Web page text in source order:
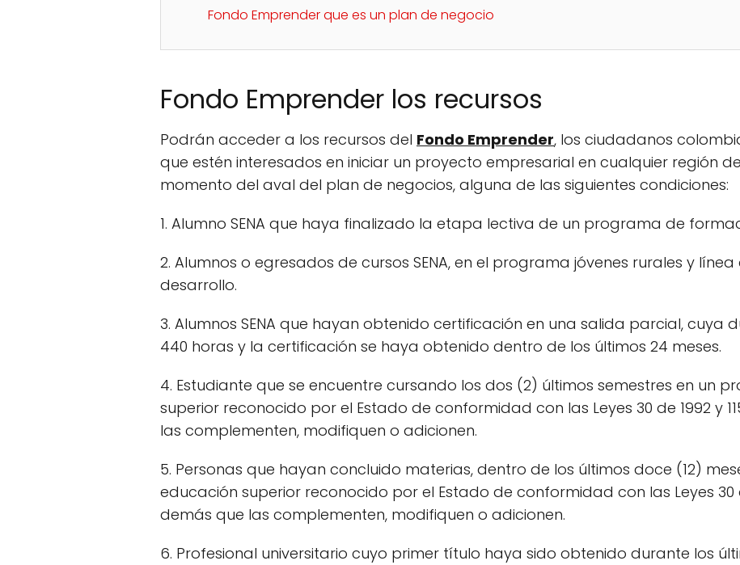
Fondo Emprender que es un plan de negocio
Fondo Emprender los recursos
Podrán acceder a los recursos del Fondo Emprender, los ciudadanos
que estén interesados en iniciar un proyecto empresarial en cualquier región
momento del aval del plan de negocios, alguna de las siguientes condiciones:
1. Alumno SENA que haya finalizado la etapa lectiva de un programa de
2. Alumnos o egresados de cursos SENA, en el programa jóvenes rurales y
desarrollo.
3. Alumnos SENA que hayan obtenido certificación en una salida parcial, cuya
440 horas y la certificación se haya obtenido dentro de los últimos 24 meses.
4. Estudiante que se encuentre cursando los dos (2) últimos semestres en un
superior reconocido por el Estado de conformidad con las Leyes 30 de 1992 y
las complementen, modifiquen o adicionen.
5. Personas que hayan concluido materias, dentro de los últimos doce (12)
educación superior reconocido por el Estado de conformidad con las Leyes 30
demás que las complementen, modifiquen o adicionen.
6. Profesional universitario cuyo primer título haya sido obtenido durante los